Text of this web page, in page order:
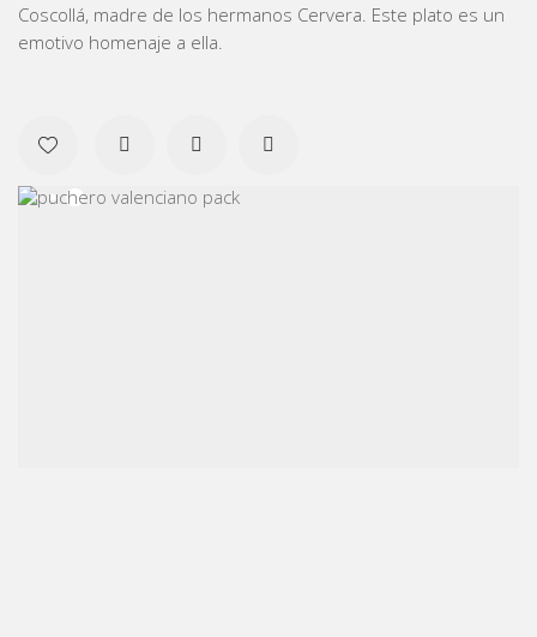
Coscollá, madre de los hermanos Cervera. Este plato es un
emotivo homenaje a ella.